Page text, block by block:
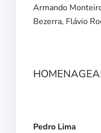
Armando
Bezerra, Flávio
Pedro Lima